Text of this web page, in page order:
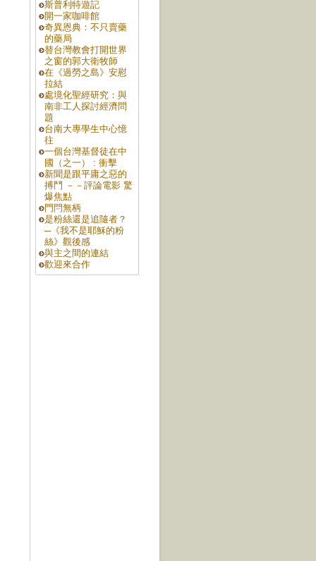
斯普利特遊記
開一家咖啡館
奇異恩典：不只賣藥
的藥局
替台灣教會打開世界
之窗的郭大衛牧師
在《過勞之島》安慰
拉結
處境化聖經研究：與
南非工人探討經濟問
題
台南大專學生中心憶
往
一個台灣基督徒在中
國（之一） : 衝擊
新聞是跟平庸之惡的
搏鬥 －－評論電影 驚
爆焦點
門閂無柄
是粉絲還是追隨者？
─《我不是耶穌的粉
絲》觀後感
與主之間的連結
歡迎來合作